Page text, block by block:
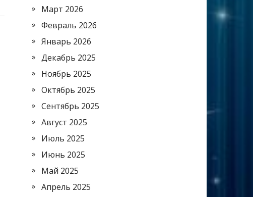
Март 2026
Февраль 2026
Январь 2026
Декабрь 2025
Ноябрь 2025
Октябрь 2025
Сентябрь 2025
Август 2025
Июль 2025
Июнь 2025
Май 2025
Апрель 2025